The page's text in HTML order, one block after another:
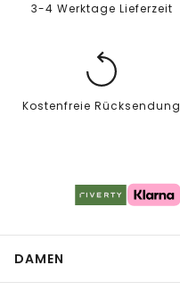
3-4 Werktage Lieferzeit
Kostenfreie Rücksendung
DAMEN